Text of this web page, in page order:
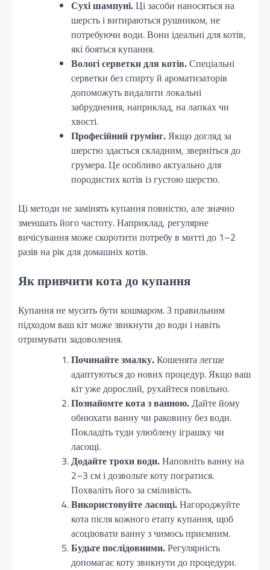
Сухі шампуні.Ці засоби наносяться на
шерсть і витираються рушником, не
потребуючи води. Вони ідеальні для котів,
які бояться купання.
Вологі серветки для котів.Спеціальні
серветки без спирту й ароматизаторів
допоможуть видалити локальні
забруднення, наприклад, на лапках чи
хвості.
Професійний грумінг.Якщо догляд за
шерстю здається складним, зверніться до
грумера. Це особливо актуально для
породистих котів із густою шерстю.
Ці методи не замінять купання повністю, але значно
зменшать його частоту. Наприклад, регулярне
вичісування може скоротити потребу в митті до 1–2
разів на рік для домашніх котів.
Як привчити кота до купання
Купання не мусить бути кошмаром. З правильним
підходом ваш кіт може звикнути до води і навіть
отримувати задоволення.
Починайте змалку.Кошенята легше
адаптуються до нових процедур. Якщо ваш
кіт уже дорослий, рухайтеся повільно.
Познайомте кота з ванною.Дайте йому
обнюхати ванну чи раковину без води.
Покладіть туди улюблену іграшку чи
ласощі.
Додайте трохи води.Наповніть ванну на
2–3 см і дозвольте коту погратися.
Похваліть його за сміливість.
Використовуйте ласощі.Нагороджуйте
кота після кожного етапу купання, щоб
асоціювати ванну з чимось приємним.
Будьте послідовними.Регулярність
допомагає коту звикнути до процедури.